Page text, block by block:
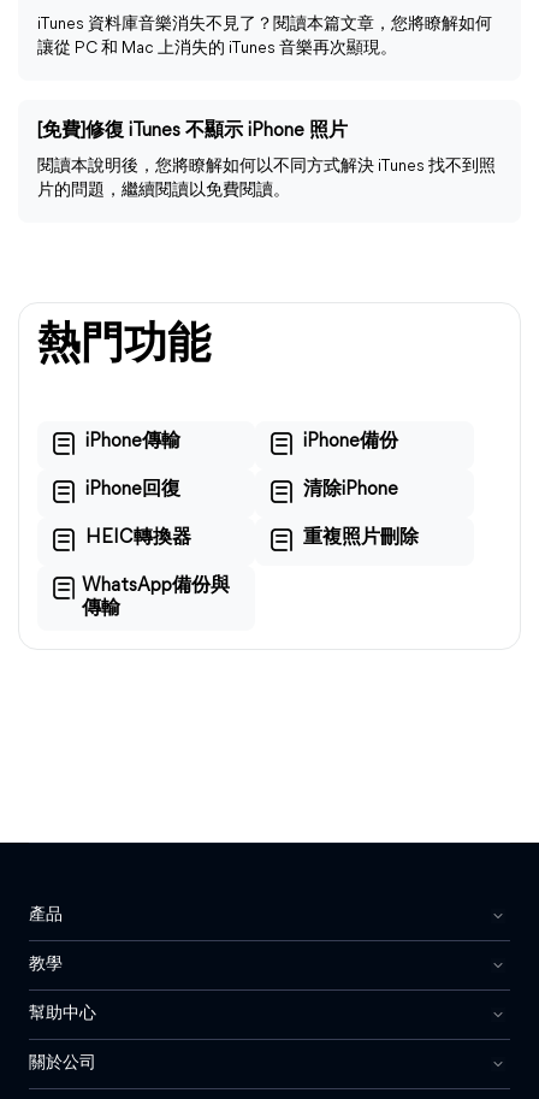
iTunes 資料庫音樂消失不見了？閱讀本篇文章，您將瞭解如何
讓從 PC 和 Mac 上消失的 iTunes 音樂再次顯現。
[免費]修復 iTunes 不顯示 iPhone 照片
閱讀本說明後，您將瞭解如何以不同方式解決 iTunes 找不到照
片的問題，繼續閱讀以免費閱讀。
熱門功能
iPhone傳輸 iPhone備份
iPhone回復 清除iPhone
HEIC轉換器 重複照片刪除
WhatsApp備份與
傳輸
產品
教學
幫助中心
關於公司